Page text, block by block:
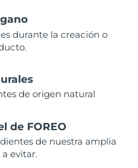
durante la creación o
de origen natural
de FOREO
de nuestra amplia
evitar.
Entrega prevista3/2/2026